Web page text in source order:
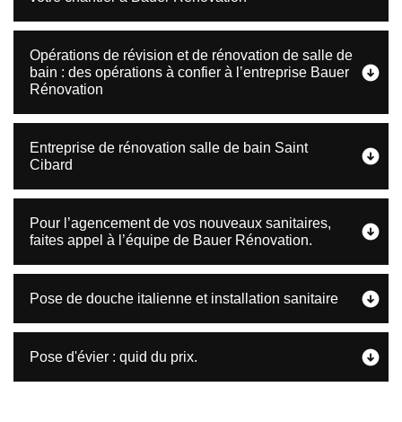
Opérations de révision et de rénovation de salle de
bain : des opérations à confier à l’entreprise Bauer
Rénovation
Entreprise de rénovation salle de bain Saint
Cibard
Pour l’agencement de vos nouveaux sanitaires,
faites appel à l’équipe de Bauer Rénovation.
Pose de douche italienne et installation sanitaire
Pose d'évier : quid du prix.